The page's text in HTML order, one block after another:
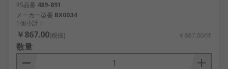
RS品番 489-891
メーカー型番 BX0034
1個小計：
￥867.00(税抜) ￥867.00/個
数量